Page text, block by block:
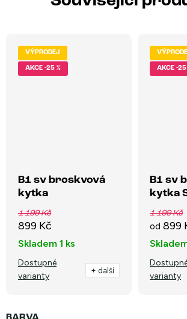
VÝPRODEJ
-25 %
B1 sv broskvová
kytka
1 199 Kč
899 Kč
Skladem 1 ks
Dostupné
varianty
+ další
-25
B1 sv
kytka
1 199 Kč
od 899
varianty